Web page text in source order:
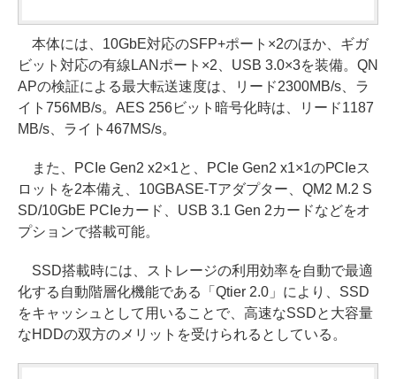
本体には、10GbE対応のSFP+ポート×2のほか、ギガ
ビット対応の有線LANポート×2、USB 3.0×3を装備。QN
APの検証による最大転送速度は、リード2300MB/s、ラ
イト756MB/s。AES 256ビット暗号化時は、リード1187
MB/s、ライト467MS/s。
また、PCIe Gen2 x2×1と、PCIe Gen2 x1×1のPCIeス
ロットを2本備え、10GBASE-Tアダプター、QM2 M.2 S
SD/10GbE PCIeカード、USB 3.1 Gen 2カードなどをオ
プションで搭載可能。
SSD搭載時には、ストレージの利用効率を自動で最適
化する自動階層化機能である「Qtier 2.0」により、SSD
をキャッシュとして用いることで、高速なSSDと大容量
なHDDの双方のメリットを受けられるとしている。